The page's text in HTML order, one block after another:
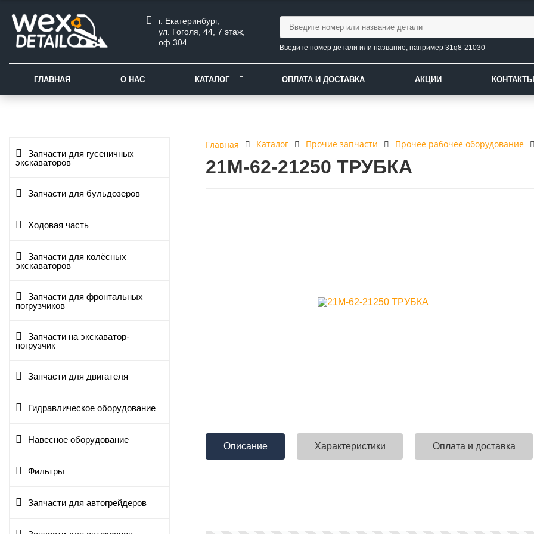
г. Екатеринбург,
ул. Гоголя, 44, 7 этаж,
оф.304
Введите номер детали или название, например 31q8-21030
ГЛАВНАЯ О НАС КАТАЛОГ ОПЛАТА И ДОСТАВКА АКЦИИ КОНТАКТЫ
Запчасти для гусеничных
экскаваторов
Запчасти для бульдозеров
Ходовая часть
Запчасти для колёсных
экскаваторов
Запчасти для фронтальных
погрузчиков
Запчасти на экскаватор-
погрузчик
Запчасти для двигателя
Гидравлическое оборудование
Навесное оборудование
Фильтры
Запчасти для автогрейдеров
Главная Каталог Прочие запчасти Прочее рабочее оборудование
21M-62-21250 ТРУБКА
Описание Характеристики Оплата и доставка